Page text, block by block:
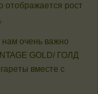
отображается рост
нам очень важно
GOLD/ ГОЛД
вместе с